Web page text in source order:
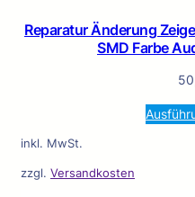
Reparatur Änderung
SMD Farbe
inkl. MwSt.
zzgl. Versandkosten